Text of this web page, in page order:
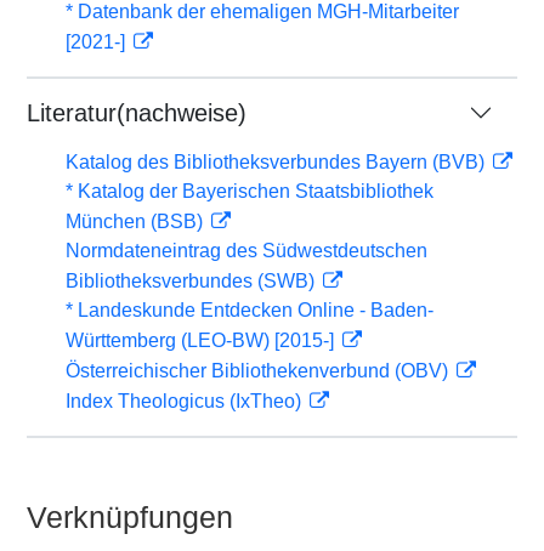
* Datenbank der ehemaligen MGH-Mitarbeiter
[2021-]
Literatur(nachweise)
Katalog des Bibliotheksverbundes Bayern (BVB)
* Katalog der Bayerischen Staatsbibliothek
München (BSB)
Normdateneintrag des Südwestdeutschen
Bibliotheksverbundes (SWB)
* Landeskunde Entdecken Online - Baden-
Württemberg (LEO-BW) [2015-]
Österreichischer Bibliothekenverbund (OBV)
Index Theologicus (IxTheo)
Verknüpfungen